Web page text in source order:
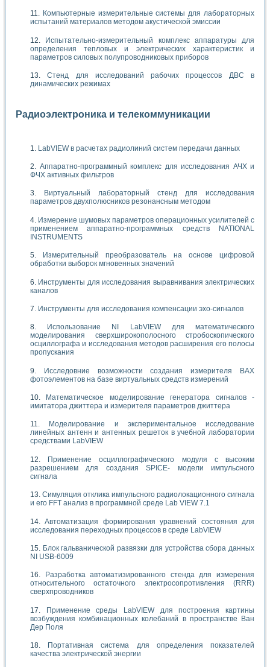
Компьютерные измерительные системы для лабораторных
испытаний материалов методом акустической эмиссии
Испытательно-измерительный комплекс аппаратуры для
определения тепловых и электрических характеристик и
параметров силовых полупроводниковых приборов
Стенд для исследований рабочих процессов ДВС в
динамических режимах
Радиоэлектроника и телекоммуникации
LabVIEW в расчетах радиолиний систем передачи данных
Аппаратно-программный комплекс для исследования АЧХ и
ФЧХ активных фильтров
Виртуальный лабораторный стенд для исследования
параметров двухполюсников резонансным методом
Измерение шумовых параметров операционных усилителей с
применением аппаратно-программных средств NATIONAL
INSTRUMENTS
Измерительный преобразователь на основе цифровой
обработки выборок мгновенных значений
Инструменты для исследования выравнивания электрических
каналов
Инструменты для исследования компенсации эхо-сигналов
Использование NI LabVIEW для математического
моделирования сверхширокополосного стробоскопического
осциллографа и исследования методов расширения его полосы
пропускания
Исследовние возможности создания измерителя ВАХ
фотоэлементов на базе виртуальных средств измерений
Математическое моделирование генератора сигналов -
имитатора джиттера и измерителя параметров джиттера
Моделирование и экспериментальное исследование
линейных антенн и антенных решеток в учебной лаборатории
средствами LabVIEW
Применение осциллографического модуля с высоким
разрешением для создания SPICE- модели импульсного
сигнала
Симуляция отклика импульсного радиолокационного сигнала
и его FFT анализ в программной среде Lab VIEW 7.1
Автоматизация формирования уравнений состояния для
исследования переходных процессов в среде LabVIEW
Блок гальванической развязки для устройства сбора данных
NI USB-6009
Разработка автоматизированного стенда для измерения
относительного остаточного электросопротивления (RRR)
сверхпроводников
Применение среды LabVIEW для построения картины
возбуждения комбинационных колебаний в пространстве Ван
Дер Поля
Портативная система для определения показателей
качества электрической энергии